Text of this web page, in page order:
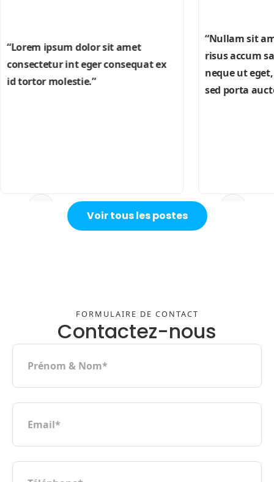
“Lorem ipsum dolor sit amet
consectetur int eger consequat ex
id tortor molestie.”
“Nullam sit
risus accum
neque ut
sed porta
Slide 4 of 5.
Voir tous les postes
FORMULAIRE DE CONTACT
Contactez-nous